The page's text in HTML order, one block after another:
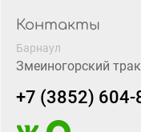
Контакты
Барнаул
Змеиногорский
+7 (3852) 604-